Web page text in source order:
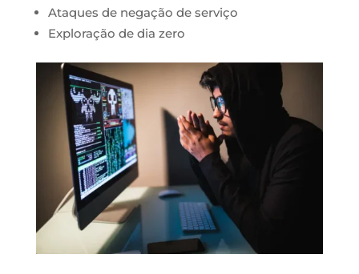
Ataques de negação de serviço
Exploração de dia zero